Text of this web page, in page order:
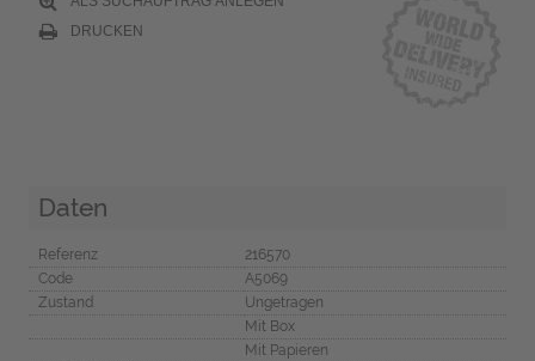
DRUCKEN
Daten
Referenz
216570
Code
A5069
Zustand
Ungetragen
Mit Box
Mit Papieren